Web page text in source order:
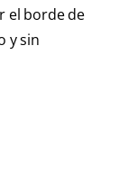
el borde de
y sin